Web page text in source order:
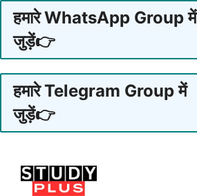
हमारे WhatsApp Group में
जुड़ें👉
हमारे Telegram Group में
जुड़ें👉
content